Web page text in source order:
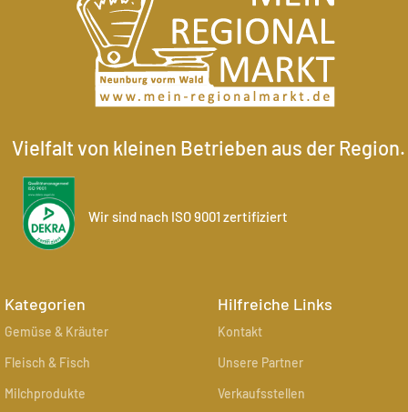
Vielfalt von kleinen Betrieben aus der Region.
Wir sind nach ISO 9001 zertifiziert
Kategorien
Gemüse & Kräuter
Fleisch & Fisch
Milchprodukte
Hilfreiche Links
Kontakt
Unsere Partner
Verkaufsstellen